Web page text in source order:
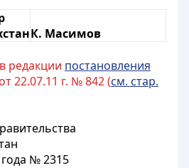
К. Масимов
редакции постановления
22.07.11 г. № 842 (см. стар.
№ 2315